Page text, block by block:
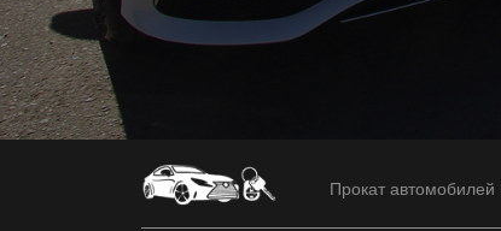
Прокат